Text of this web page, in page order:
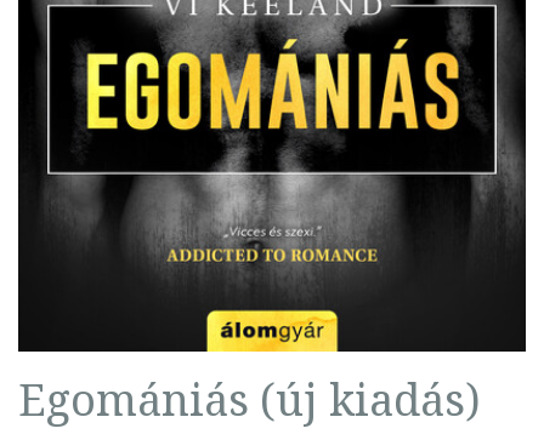
Egomániás (új kiadás)